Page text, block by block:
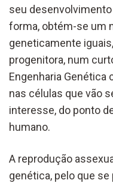
seu
forma, obtém-se um
geneticamente
progenitora, num
Engenharia
nas células que vão
interesse, do ponto
humano.
A reprodução
genética, pelo que